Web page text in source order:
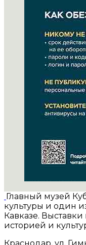
Главный музей
культуры и один
Кавказе.
историей и